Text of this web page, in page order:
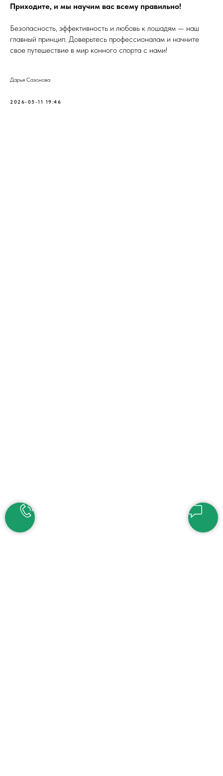
Приходите, и мы научим вас всему правильно!
Безопасность, эффективность и любовь к лошадям — наш
главный принцип. Доверьтесь профессионалам и начните
свое путешествие в мир конного спорта с нами!
Дарья Сазонова
2026-05-11 19:46